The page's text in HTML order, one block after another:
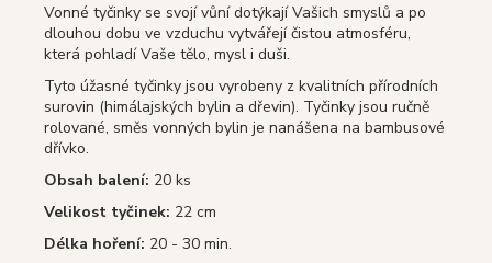
Vonné tyčinky se svojí vůní dotýkají Vašich smyslů a po
dlouhou dobu ve vzduchu vytvářejí čistou atmosféru,
která pohladí Vaše tělo, mysl i duši.
Tyto úžasné tyčinky jsou vyrobeny z kvalitních přírodních
surovin (himálajských bylin a dřevin). Tyčinky jsou ručně
rolované, směs vonných bylin je nanášena na bambusové
dřívko.
Obsah balení: 20 ks
Velikost tyčinek: 22 cm
Délka hoření: 20 - 30 min.